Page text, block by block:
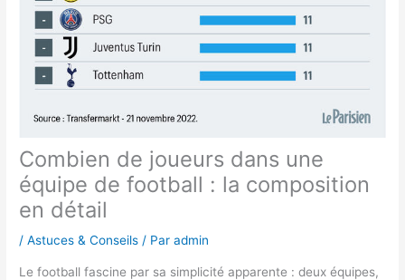
Combien de joueurs dans une
équipe de football : la composition
en détail
/Astuces & Conseils / Paradmin
Le football fascine par sa simplicité apparente : deux équipes,